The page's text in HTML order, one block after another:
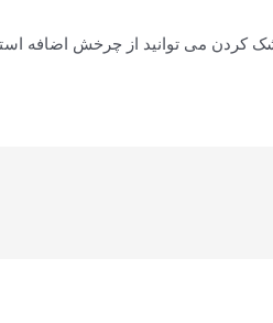
کردن می توانید از چرخش اضافه